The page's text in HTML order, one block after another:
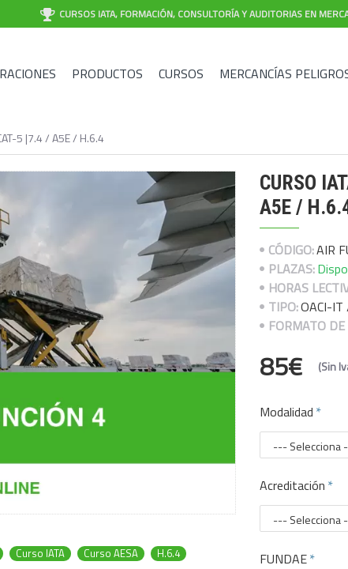
CURSOS IATA, FORMACIÓN, CONSULTORÍA Y AUDITORIAS EN
PRODUCTOS CURSOS MERCANCÍAS
5 |7.4 / A5E / H.6.4
Curso IATA Curso AESA H.6.4
CURSO
A5E /
CÓDIGO:AIR
PLAZAS:
HORAS
TIPO:OACI-IT
FORMATO DE
85€ (Sin
Modalidad
Acreditación
FUNDAE